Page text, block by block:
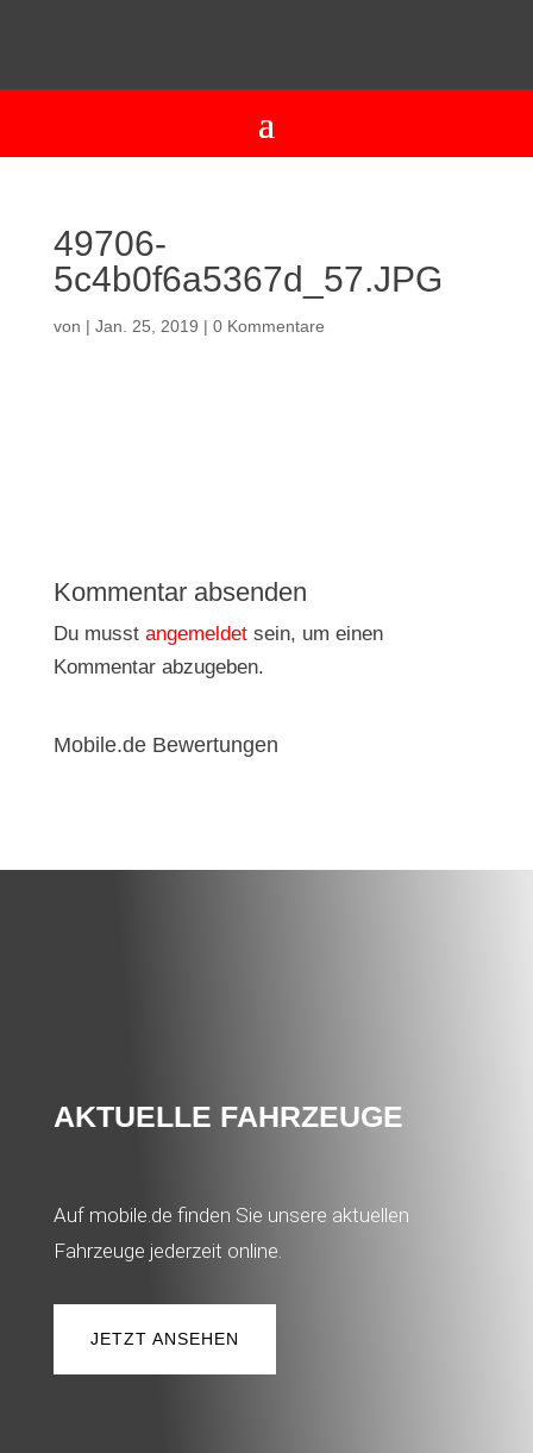
49706-
5c4b0f6a5367d_57.JPG
von | Jan. 25, 2019 | 0 Kommentare
Kommentar absenden
Du musst angemeldetsein, um einen
Kommentar abzugeben.
Mobile.de Bewertungen
AKTUELLE FAHRZEUGE
Auf mobile.de finden Sie unsere aktuellen
Fahrzeuge jederzeit online.
JETZT ANSEHEN